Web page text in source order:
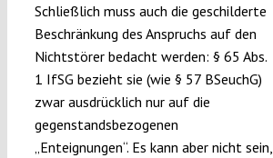
Schließlich muss auch die geschilderte
Beschränkung des Anspruchs auf den
Nichtstörer bedacht werden: § 65 Abs.
1 IfSG bezieht sie (wie § 57 BSeuchG)
zwar ausdrücklich nur auf die
gegenstandsbezogenen
„Enteignungen“. Es kann aber nicht sein,